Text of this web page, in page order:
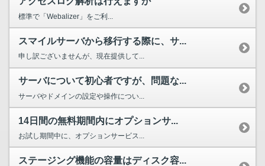
標準で「Webalizer」をご利...
スマイルサーバから移行する際に、サ...
申し訳ございませんが、現在提供して...
サーバについて初心者ですが、問題な...
サーバやドメインの設定や操作につい...
14日間の無料期間内にオプションサ...
お試し期間中に、オプションサービス...
ステージング機能の容量はディスク容...